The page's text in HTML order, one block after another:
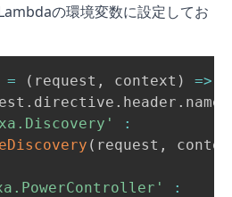
の環境変数に設定してお
= ( request , context ) =>
. directive . header .
:
( request ,
: